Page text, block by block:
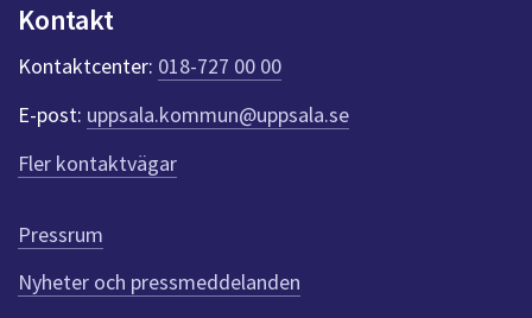
k
t
e
r
f
ö
r
e
n
n
a
Kontakt
Kontaktcenter: 018-727 00 00
E-post: uppsala.kommun@uppsala.se
Fler kontaktvägar
Pressrum
Nyheter och pressmeddelanden